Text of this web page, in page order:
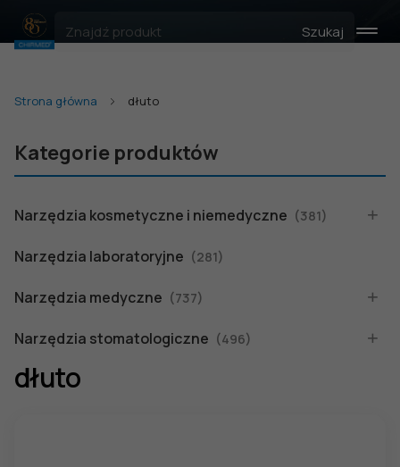
Szukaj
Strona główna dłuto
Kategorie produktów
Narzędzia kosmetyczne i niemedyczne (381)
Narzędzia laboratoryjne (281)
Narzędzia medyczne (737)
Narzędzia stomatologiczne (496)
dłuto